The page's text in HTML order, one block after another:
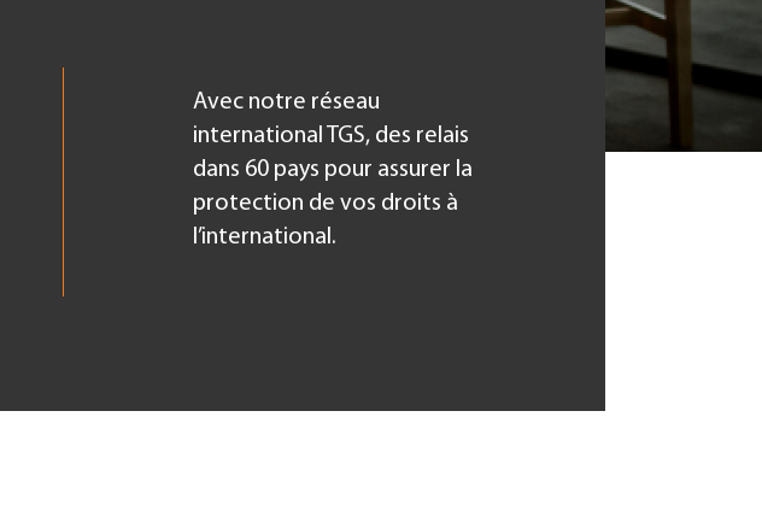
Avec notre réseau
international TGS, des relais
dans 60 pays pour assurer la
protection de vos droits à
l’international.